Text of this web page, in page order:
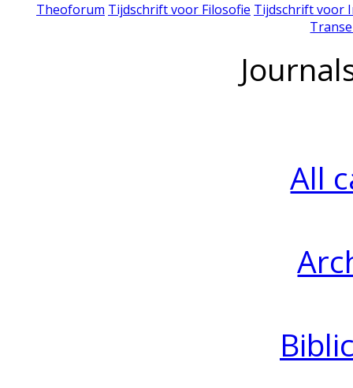
Theoforum Tijdschrift voor Filosofie Tijdschrift voor
All